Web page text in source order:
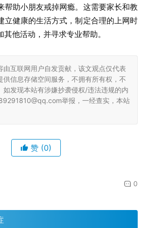
帮助小朋友戒掉网瘾。这需要家长和教
立健康的生活方式，制定合理的上网时
他活动，并寻求专业帮助。
由互联网用户自发贡献，该文观点仅代表
供信息存储空间服务，不拥有所有权，不
如发现本站有涉嫌抄袭侵权/违法违规的内
举报，一经查实，本站
赞 (0)
0